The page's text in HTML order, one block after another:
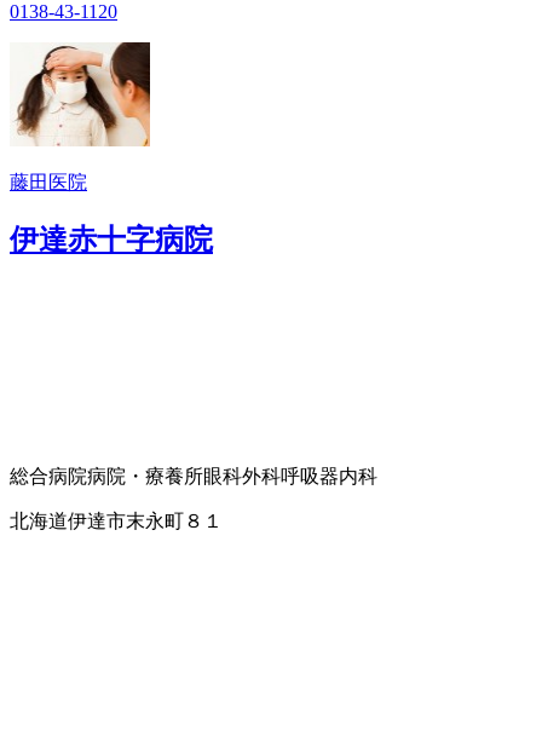
0138-43-1120
藤田医院
伊達赤十字病院
総合病院病院・療養所眼科外科呼吸器内科
北海道伊達市末永町８１